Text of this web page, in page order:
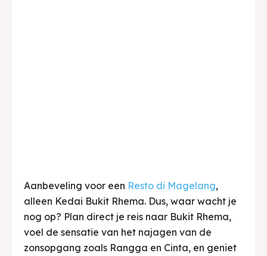
Aanbeveling voor een Resto di Magelang,
alleen Kedai Bukit Rhema. Dus, waar wacht je
nog op? Plan direct je reis naar Bukit Rhema,
voel de sensatie van het najagen van de
zonsopgang zoals Rangga en Cinta, en geniet